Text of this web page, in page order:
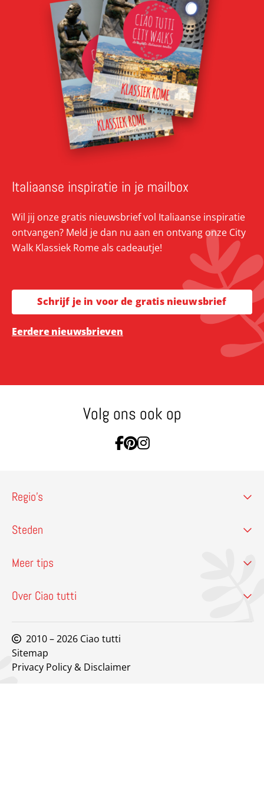
Italiaanse inspiratie in je mailbox
Wil jij onze gratis nieuwsbrief vol Italiaanse inspiratie
ontvangen? Meld je dan nu aan en ontvang onze City
Walk Klassiek Rome als cadeautje!
Schrijf je in voor de gratis nieuwsbrief
Eerdere nieuwsbrieven
Volg ons ook op
Ga naar Facebook
Ga naar Pinterest
Ga naar Instagram
Regio’s
Steden
Meer tips
Over Ciao tutti
2010 – 2026 Ciao tutti
Sitemap
Privacy Policy & Disclaimer